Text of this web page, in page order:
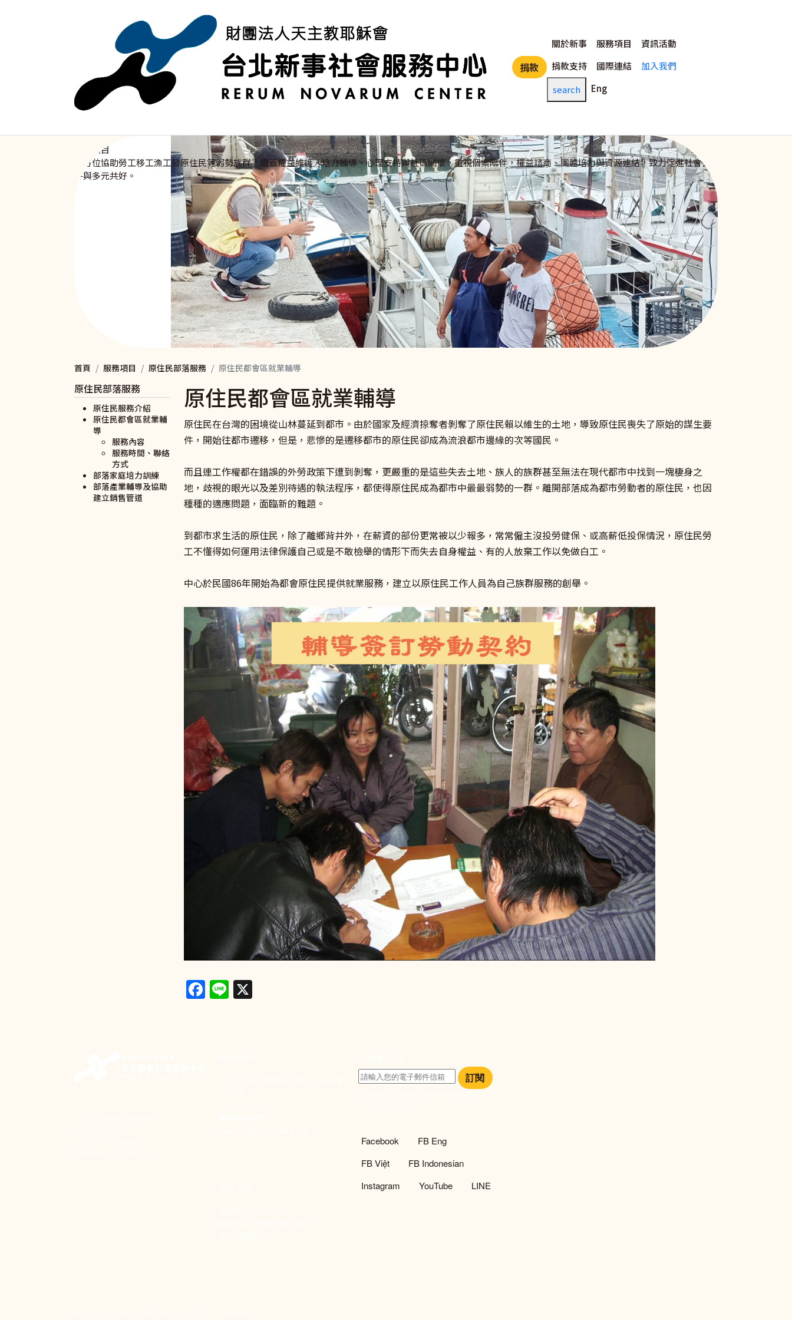
捐款
主選單
關於新事 服務項目
資訊活動
捐款支持
國際連結
加入我們
search
Eng
SERVICES
服務項目
全方位協助勞工移工漁工發原住民等弱勢族群，涵蓋權益維護、培力輔導、心理支持與社區關懷，重視個案陪伴，權益諮商、團體培力與資源連結，致力促進社會公
平與多元共好。
首頁 服務項目 原住民部落服務 原住民都會區就業輔導
原住民都會區就業輔導
原住民在台灣的困境從山林蔓延到都市。由於國家及經濟掠奪者剝奪了原住民賴以維生的土地，導致原住民喪失了原始的謀生要
件，開始往都市遷移，但是，悲慘的是遷移都市的原住民卻成為流浪都市邊緣的次等國民。
而且連工作權都在錯誤的外勞政策下遭到剝奪，更嚴重的是這些失去土地、族人的族群甚至無法在現代都市中找到一塊棲身之
地，歧視的眼光以及差別待遇的執法程序，都使得原住民成為都市中最最弱勢的一群。離開部落成為都市勞動者的原住民，也因
種種的適應問題，面臨新的難題。
到都市求生活的原住民，除了離鄉背井外，在薪資的部份更常被以少報多，常常僱主沒投勞健保、或高薪低投保情況，原住民勞
工不懂得如何運用法律保護自己或是不敢檢舉的情形下而失去自身權益、有的人放棄工作以免做白工。
中心於民國86年開始為都會原住民提供就業服務，建立以原住民工作人員為自己族群服務的創舉。
Facebook
Line
原住民部落服務
原住民服務介紹
原住民都會區就業輔
導
服務內容
服務時間、聯絡
方式
部落家庭培力訓練
部落產業輔導及協助
建立銷售管道
訂閱
社群選單
Facebook
FB Eng
FB Việt
FB Indonesian
Instagram
YouTube LINE